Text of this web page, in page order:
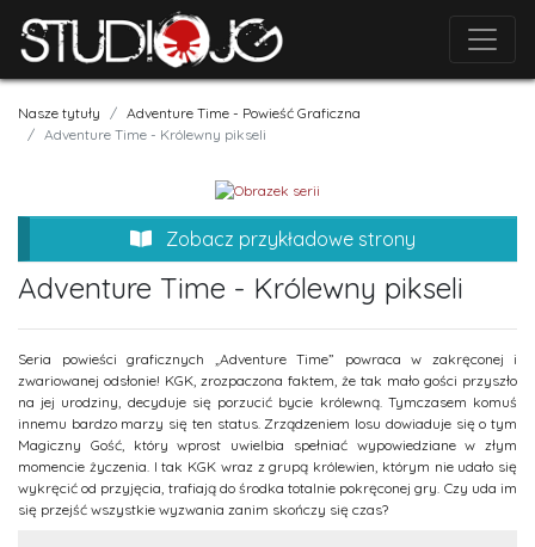
Nasze tytuły
Adventure Time - Powieść Graficzna
Adventure Time - Królewny pikseli
Zobacz przykładowe strony
Adventure Time - Królewny pikseli
Seria powieści graficznych „Adventure Time” powraca w zakręconej i
zwariowanej odsłonie! KGK, zrozpaczona faktem, że tak mało gości przyszło
na jej urodziny, decyduje się porzucić bycie królewną. Tymczasem komuś
innemu bardzo marzy się ten status. Zrządzeniem losu dowiaduje się o tym
Magiczny Gość, który wprost uwielbia spełniać wypowiedziane w złym
momencie życzenia. I tak KGK wraz z grupą królewien, którym nie udało się
wykręcić od przyjęcia, trafiają do środka totalnie pokręconej gry. Czy uda im
się przejść wszystkie wyzwania zanim skończy się czas?